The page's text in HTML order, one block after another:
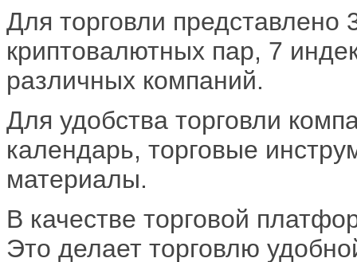
Для торговли
криптовалютных пар, 7
различных компаний.
Для удобства торговли
календарь, торговые
материалы.
В качестве торговой
Это делает торговлю